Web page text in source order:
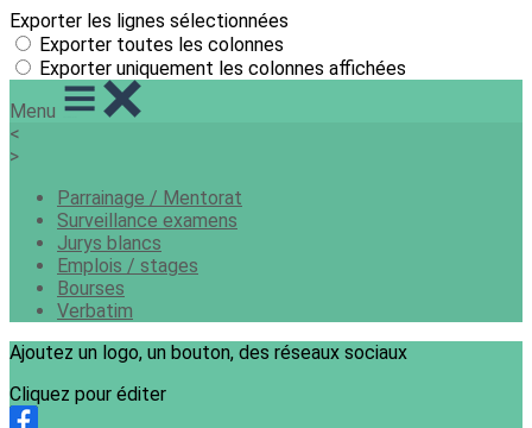
Exporter les lignes sélectionnées
Exporter toutes les colonnes
Exporter uniquement les colonnes affichées
Menu
<
>
Parrainage / Mentorat
Surveillance examens
Jurys blancs
Emplois / stages
Bourses
Verbatim
Ajoutez un logo, un bouton, des réseaux sociaux
Cliquez pour éditer